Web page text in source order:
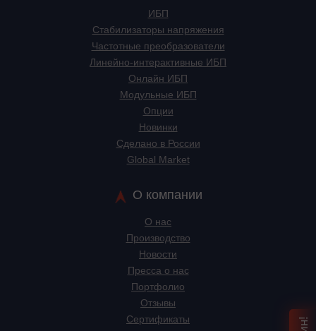
ИБП
Стабилизаторы напряжения
Частотные преобразователи
Линейно-интерактивные ИБП
Онлайн ИБП
Модульные ИБП
Опции
Новинки
Сделано в России
Global Market
О компании
О нас
Производство
Новости
Пресса о нас
Портфолио
Отзывы
Сертификаты